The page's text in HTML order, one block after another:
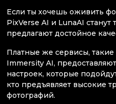
Если ты хочешь оживить
PixVerse AI и LunaAI
предлагают достойное
Платные же сервисы,
Immersity AI,
настроек, которые
кто предъявляет высокие
фотографий.